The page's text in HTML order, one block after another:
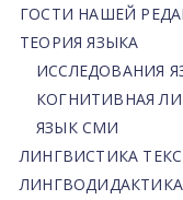
ГОСТИ НАШЕЙ
ТЕОРИЯ ЯЗЫКА
ИССЛЕДОВАНИЯ
КОГНИТИВНАЯ
ЯЗЫК СМИ
ЛИНГВИСТИКА